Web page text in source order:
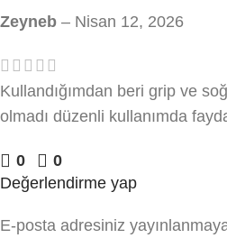
Zeyneb – Nisan 12, 2026
Kullandığımdan beri grip ve
olmadı düzenli kullanımda
0
0
Değerlendirme yap
E-posta adresiniz